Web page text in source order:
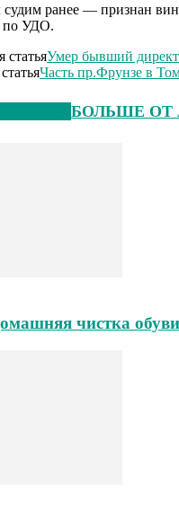
ранее — признан
по УДО.
Умер бывший
Часть пр.Фрунзе в
БОЛЬШЕ ОТ
чистка